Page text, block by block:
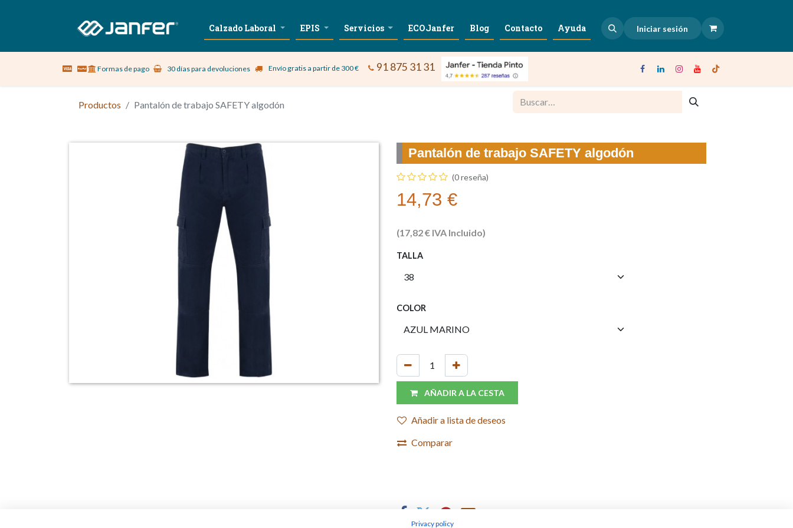
Sobre nosotros Vestuario Laboral Calzado Laboral EPIS Servicios ECOJanfer Blog Contacto Ayuda Iniciar sesión
Formas de pago 30 días para devoluciones Envío gratis a partir de 300 € 91 875 31 31
Productos Pantalón de trabajo SAFETY algodón
Pantalón de trabajo SAFETY algodón
(0 reseña)
14,73 €
(17,82€ IVA Incluido)
TALLA
COLOR
AÑADIR A LA CESTA
Añadir a lista de deseos
Comparar
Privacy policy